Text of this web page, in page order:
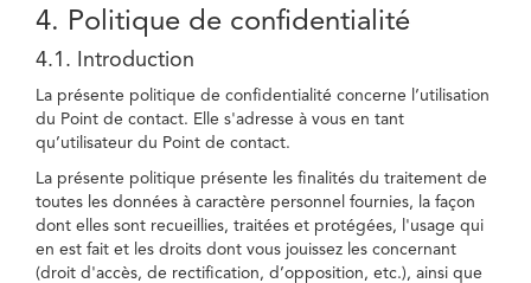
4. Politique de confidentialité
4.1. Introduction
La présente politique de confidentialité concerne l’utilisation
du Point de contact. Elle s'adresse à vous en tant
qu’utilisateur du Point de contact.
La présente politique présente les finalités du traitement de
toutes les données à caractère personnel fournies, la façon
dont elles sont recueillies, traitées et protégées, l'usage qui
en est fait et les droits dont vous jouissez les concernant
(droit d'accès, de rectification, d’opposition, etc.), ainsi que